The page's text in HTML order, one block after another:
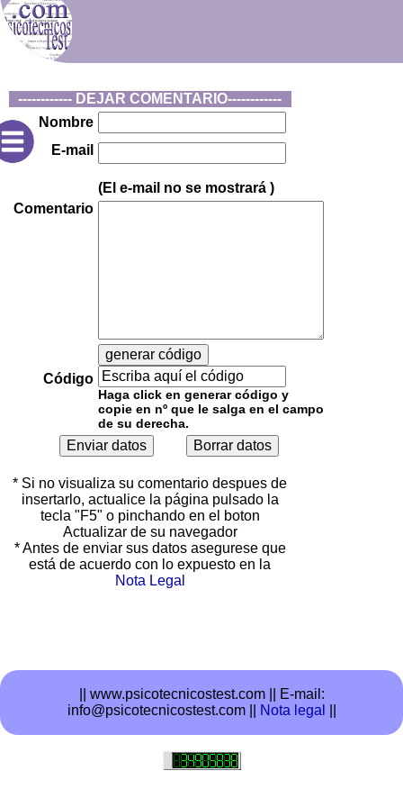
------------ DEJAR COMENTARIO------------
Nombre
E-mail
(El e-mail no se mostrará )
Comentario
Código
Haga click en generar código y
copie en nº que le salga en el campo
de su derecha.
* Si no visualiza su comentario despues de
insertarlo, actualice la página pulsado la
tecla "F5" o pinchando en el boton
Actualizar de su navegador
* Antes de enviar sus datos asegurese que
está de acuerdo con lo expuesto en la
Nota Legal
|| www.psicotecnicostest.com ||
E-mail:
info@psicotecnicostest.com ||
Nota legal